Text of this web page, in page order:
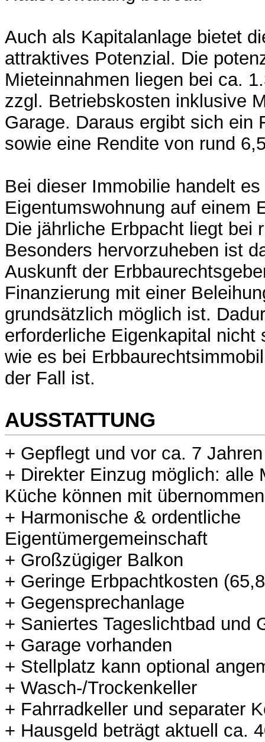
Auch als Kapitalanlage bietet
attraktives Potenzial. Die
Mieteinnahmen liegen bei ca.
zzgl. Betriebskosten inklusive
Garage. Daraus ergibt sich ein
sowie eine Rendite von rund
Bei dieser Immobilie handelt
Eigentumswohnung auf einem
Die jährliche Erbpacht liegt bei
Besonders hervorzuheben ist
Auskunft der
Finanzierung mit einer
grundsätzlich möglich ist.
erforderliche Eigenkapital nicht
wie es bei
der Fall ist.
AUSSTATTUNG
+ Gepflegt und vor ca. 7
+ Direkter Einzug möglich: alle
Küche können mit
+ Harmonische & ordentliche
Eigentümergemeinschaft
+ Großzügiger Balkon
+ Geringe Erbpachtkosten
+ Gegensprechanlage
+ Saniertes Tageslichtbad und
+ Garage vorhanden
+ Stellplatz kann optional
+ Wasch-/Trockenkeller
+ Fahrradkeller und separater
+ Hausgeld beträgt aktuell ca.